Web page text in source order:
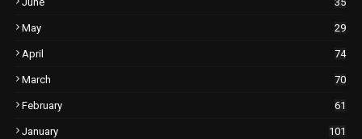
May 29
April 74
March 70
February 61
January 101